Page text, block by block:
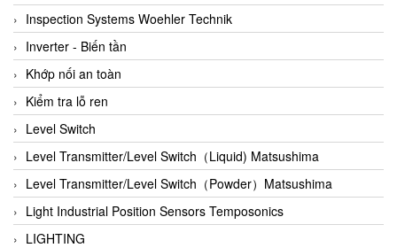
ATI - IA
ATI (Analytical Technology Inc)
Atos
Atrax
Auma
Autec
Auto Flow
Automatic valve
Aventics
Inspection Systems Woehler Technik
Inverter - Biến tần
Khớp nối an toàn
Kiểm tra lỗ ren
Level Switch
Level Transmitter/Level Switch（Liquid) Matsushima
Level Transmitter/Level Switch（Powder）Matsushima
Light Industrial Position Sensors Temposonics
LIGHTING